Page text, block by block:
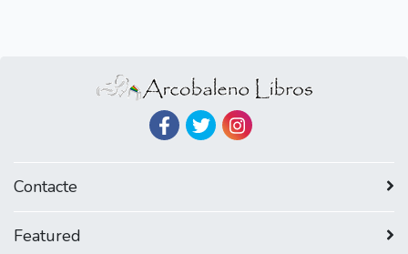
Contacte
Featured